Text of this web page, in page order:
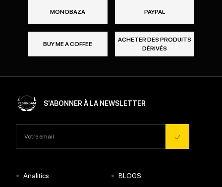
MONOBAZA PAYPAL
BUY ME A COFFEE
ACHETER DES PRODUITS
DÉRIVÉS
S'ABONNER À LA NEWSLETTER
• Analitics • BLOGS